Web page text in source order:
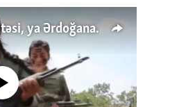
Türkiyənin dönüş nöqtəsi, ya Ərdoğana üçüncü şans: PKK ilə qəfil barışıq nə deməkdir?
currently available